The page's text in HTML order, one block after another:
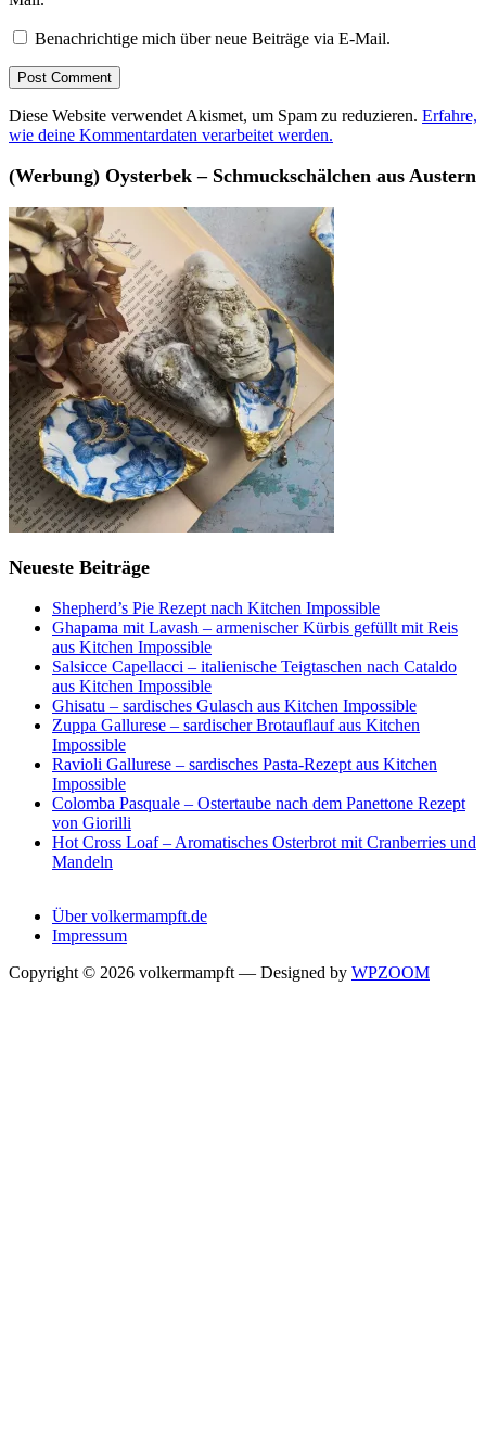
Benachrichtige mich über neue Beiträge via E-Mail.
Diese Website verwendet Akismet, um Spam zu reduzieren. Erfahre,
wie deine Kommentardaten verarbeitet werden.
(Werbung) Oysterbek – Schmuckschälchen aus Austern
Neueste Beiträge
Shepherd’s Pie Rezept nach Kitchen Impossible
Ghapama mit Lavash – armenischer Kürbis gefüllt mit Reis
aus Kitchen Impossible
Salsicce Capellacci – italienische Teigtaschen nach Cataldo
aus Kitchen Impossible
Ghisatu – sardisches Gulasch aus Kitchen Impossible
Zuppa Gallurese – sardischer Brotauflauf aus Kitchen
Impossible
Ravioli Gallurese – sardisches Pasta-Rezept aus Kitchen
Impossible
Colomba Pasquale – Ostertaube nach dem Panettone Rezept
von Giorilli
Hot Cross Loaf – Aromatisches Osterbrot mit Cranberries und
Mandeln
Über volkermampft.de
Impressum
Copyright © 2026 volkermampft — Designed by WPZOOM